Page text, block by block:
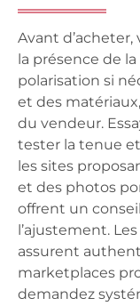
Avant
la présence de
polarisation si
et des
du vendeur.
tester la tenue
les sites
et des photos
offrent un
l’ajustement.
assurent
marketplaces
demandez